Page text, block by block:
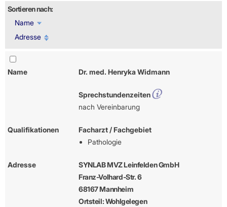
Sortieren nach:
Name
Adresse
Name Dr. med. Henryka Widmann
Sprechstundenzeiten
nach Vereinbarung
Qualifikationen
Facharzt / Fachgebiet
Pathologie
Adresse
SYNLAB MVZ Leinfelden GmbH
Franz-Volhard-Str. 6
68167 Mannheim
Ortsteil: Wohlgelegen